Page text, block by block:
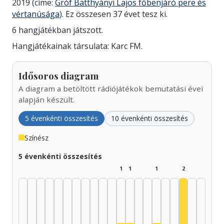
2019 (címe: Gróf Batthyányi Lajos főbenjáró pere és
vértanúsága). Ez összesen 37 évet tesz ki.
6 hangjátékban játszott.
Hangjátékainak társulata: Karc FM.
Idősoros diagram
A diagram a betöltött rádiójátékok bemutatási évei
alapján készült.
5 évenkénti összesítés 10 évenkénti összesítés
Színész
5 évenkénti összesítés
1 1 1 2